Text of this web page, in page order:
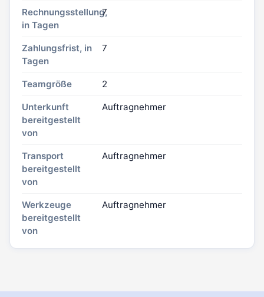
Rechnungsstellung,
in Tagen
7
Zahlungsfrist, in
Tagen
7
Teamgröße 2
Unterkunft
bereitgestellt
von
Auftragnehmer
Transport
bereitgestellt
von
Auftragnehmer
Werkzeuge
bereitgestellt
von
Auftragnehmer